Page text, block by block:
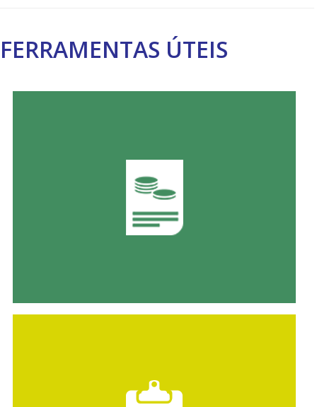
FERRAMENTAS ÚTEIS